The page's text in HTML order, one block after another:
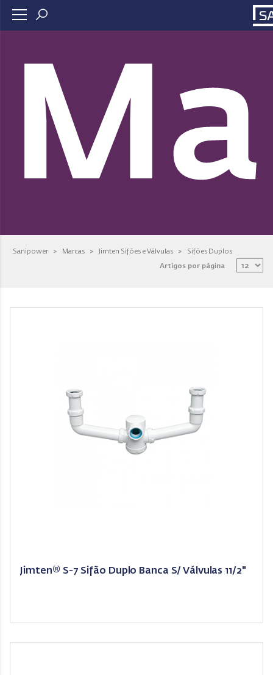
Sanipower > Marcas > Jimten Sifões e Válvulas > Sifões Duplos
Artigos por página
Jimten® S-7 Sifão Duplo Banca S/ Válvulas 11/2"